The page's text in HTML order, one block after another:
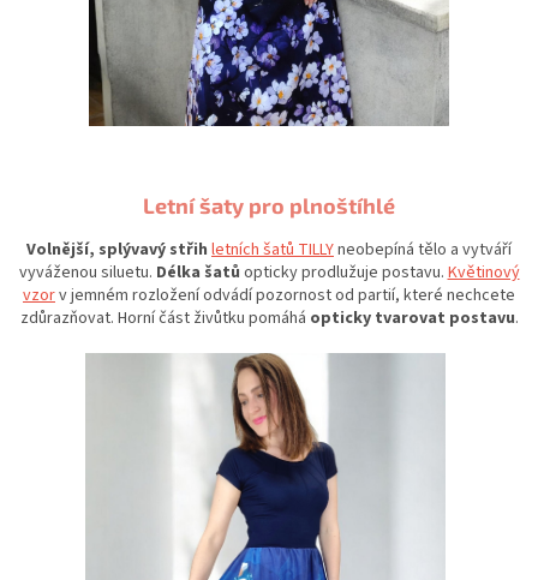
Letní šaty pro plnoštíhlé
Volnější, splývavý střih letních šatů TILLYneobepíná tělo a vytváří
vyváženou siluetu. Délka šatů opticky prodlužuje postavu. Květinový
vzorv jemném rozložení odvádí pozornost od partií, které nechcete
zdůrazňovat. Horní část živůtku pomáhá opticky tvarovat postavu.